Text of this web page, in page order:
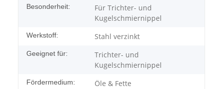
Besonderheit:
Für Trichter- und
Kugelschmiernippel
Werkstoff: Stahl verzinkt
Geeignet für:
Trichter- und
Kugelschmiernippel
Fördermedium: Öle & Fette